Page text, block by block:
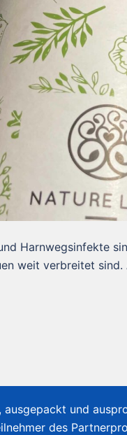
Harnwegsinfekte
weit verbreitet
und
des